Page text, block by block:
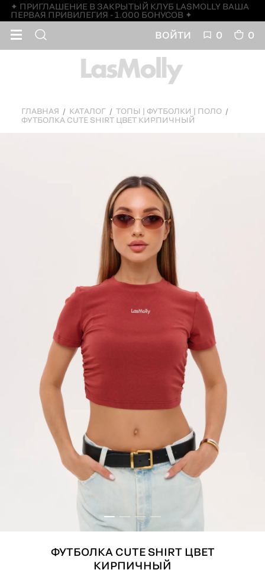
✦ ПРИГЛАШЕНИЕ В ЗАКРЫТЫЙ КЛУБ LASMOLLY ВАША
ПЕРВАЯ ПРИВИЛЕГИЯ - 1.000 БОНУСОВ ✦
ВОЙТИ 0 0
ГЛАВНАЯ КАТАЛОГ
ТОПЫ | ФУТБОЛКИ | ПОЛО
ФУТБОЛКА CUTE SHIRT ЦВЕТ КИРПИЧНЫЙ
ФУТБОЛКА CUTE SHIRT ЦВЕТ
КИРПИЧНЫЙ